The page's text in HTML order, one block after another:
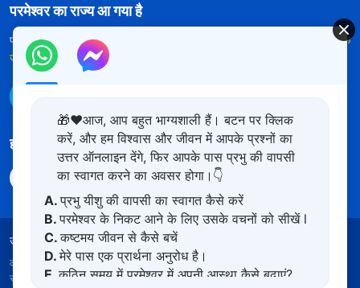
परमेश्वर का राज्य आ गया है
परमेश्वर का राज्य पृथ्वी पर आ गया है! क्या आप इसमें प्रवेश करना चाहते हैं?
और अधिक
जानें
हमारा अनुसरण करें
उपयोग की शर्तें गोपनीयता नीत साभार
कॉपीराइट © 2026 सर्वशक्तिमान परमेश्वर की कलीसिया।
सुरक्षित।
🎁❤️आज, आप बहुत भाग्यशाली हैं। बटन पर क्लिक
करें, और हम विश्वास और जीवन में आपके प्रश्नों का
उत्तर ऑनलाइन देंगे, फिर आपके पास प्रभु की वापसी
का स्वागत करने का अवसर होगा।👇
A.प्रभु यीशु की वापसी का स्वागत कैसे करें
B.परमेश्वर के निकट आने के लिए उसके वचनों को सीखें l
C.कष्टमय जीवन से कैसे बचें
D.मेरे पास एक प्रार्थना अनुरोध है।
E.कठिन समय में परमेश्वर में अपनी आस्था कैसे बढ़ाएं?